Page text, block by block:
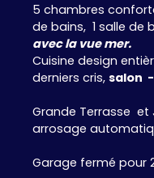
5 chambres
de bains, 1 salle de
avec la vue mer.
Cuisine design
derniers cris, salon -
Grande Terrasse
arrosage
Garage fermé pour